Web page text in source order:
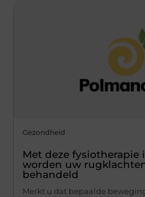
Gezondheid
Met deze fysiotherapie
worden uw
behandeld
Merkt u dat bepaalde